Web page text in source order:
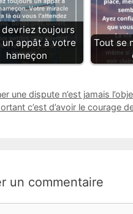
devriez toujours
appât à votre
hameçon
Tout se
une dispute n’est jamais
c’est d’avoir le courage
un commentaire